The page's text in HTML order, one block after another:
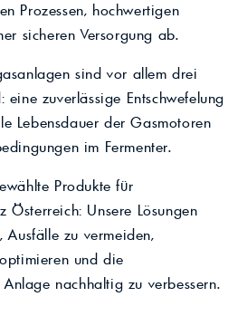
Prozessen, hochwertigen
sicheren Versorgung ab.
sind vor allem drei
eine zuverlässige Entschwefelung
Lebensdauer der Gasmotoren
im Fermenter.
Produkte für
Österreich: Unsere Lösungen
Ausfälle zu vermeiden,
und die
nachhaltig zu verbessern.